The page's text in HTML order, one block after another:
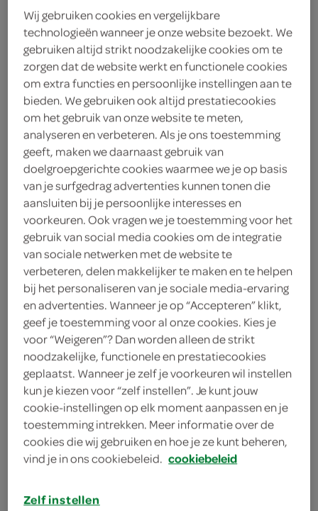
Kindly'S groene erwten
Kindly'S
170 Gram
Let op: aanbiedingen zijn niet zichtbaar bij de
producten, maar worden wél automatisch
verwerkt in de winkelmand.
Wij gebruiken cookies en vergelijkbare
technologieën wanneer je onze website bezoekt. We
gebruiken altijd strikt noodzakelijke cookies om te
zorgen dat de website werkt en functionele cookies
om extra functies en persoonlijke instellingen aan te
bieden. We gebruiken ook altijd prestatiecookies
om het gebruik van onze website te meten,
analyseren en verbeteren. Als je ons toestemming
geeft, maken we daarnaast gebruik van
doelgroepgerichte cookies waarmee we je op basis
van je surfgedrag advertenties kunnen tonen die
aansluiten bij je persoonlijke interesses en
voorkeuren. Ook vragen we je toestemming voor het
gebruik van social media cookies om de integratie
van sociale netwerken met de website te
verbeteren, delen makkelijker te maken en te helpen
bij het personaliseren van je sociale media-ervaring
en advertenties. Wanneer je op “Accepteren” klikt,
geef je toestemming voor al onze cookies. Kies je
voor “Weigeren”? Dan worden alleen de strikt
noodzakelijke, functionele en prestatiecookies
geplaatst. Wanneer je zelf je voorkeuren wil instellen
kun je kiezen voor “zelf instellen”. Je kunt jouw
cookie-instellingen op elk moment aanpassen en je
toestemming intrekken. Meer informatie over de
cookies die wij gebruiken en hoe je ze kunt beheren,
vind je in ons cookiebeleid. cookiebeleid
Zelf instellen